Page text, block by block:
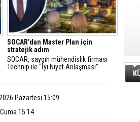
SOCAR’dan Master Plan için
stratejik adım
SOCAR, saygın mühendislik firması
Technip ile “İyi Niyet Anlaşması”
doğrultusunda yürütülecek FEED
ekonomik analizleri kapsıyor.
Pazartesi 15:09
15:14
Yönetim
Kurulu
Kurulu
tarihinde
Tüpraş Temiz Hidrojen
Teknolojisini Sahada Test Edecek
Stratejik Dönüşüm Planı kapsamında
düşük karbonlu ve yenilenebilir enerji
çözümlerine odaklanan Tüpraş, temiz
hidrojen teknolojileri alanında
projelere öncülük ediyor.